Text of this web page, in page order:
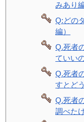
みあり編
Q:どの
編）
Q.死者
ていい
Q.死者
すとど
Q.死者
調べた